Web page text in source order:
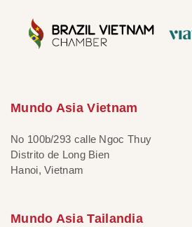
Mundo Asia Vietnam
No 100b/293 calle Ngoc Thuy
Distrito de Long Bien
Hanoi, Vietnam
Mundo Asia Tailandia